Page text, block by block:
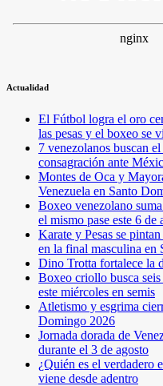
Actualidad
El Fútbol logra el oro
las pesas y el boxeo se
7 venezolanos buscan
consagración ante
Montes de Oca y
Venezuela en Santo
Boxeo venezolano
el mismo pase este 6
Karate y Pesas se
en la final masculina en
Dino Trotta fortalece la
Boxeo criollo busca
este miércoles en semis
Atletismo y esgrima
Domingo 2026
Jornada dorada de
durante el 3 de agosto
¿Quién es el verdadero
viene desde adentro